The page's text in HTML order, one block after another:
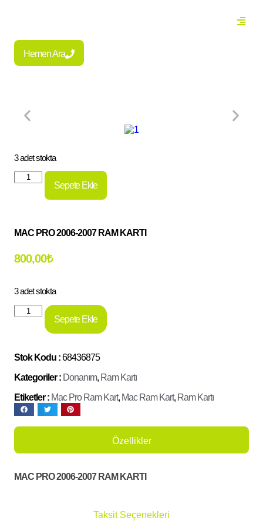
Hemen Ara
3 adet stokta
Sepete Ekle
MAC PRO 2006-2007 RAM KARTI
800,00₺
3 adet stokta
Sepete Ekle
Stok Kodu :68436875
Kategoriler : Donanım, Ram Kartı
Etiketler : Mac Pro Ram Kart, Mac Ram Kart, Ram Kartı
Özellikler
Taksit Seçenekleri
MAC PRO 2006-2007 RAM KARTI